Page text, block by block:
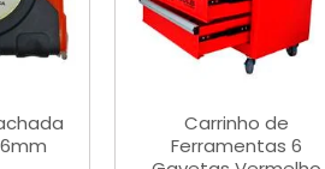
Carrinho de
Ferramentas 6